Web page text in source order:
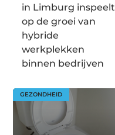
in Limburg inspeelt
op de groei van
hybride
werkplekken
binnen bedrijven
GEZONDHEID